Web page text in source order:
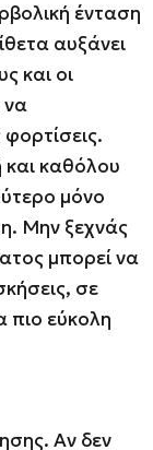
ένταση
αυξάνει
και οι
να
και καθόλου
μόνο
Μην ξεχνάς
μπορεί να
σε
πιο εύκολη
Αν δεν